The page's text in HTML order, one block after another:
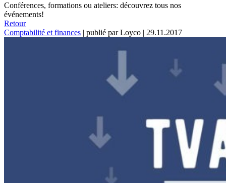
Conférences, formations ou ateliers: découvrez tous nos
événements!
Retour
Comptabilité et finances | publié par Loyco | 29.11.2017